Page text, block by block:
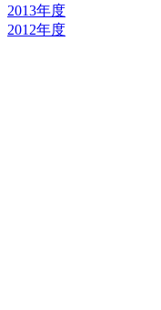
2013年度
2012年度